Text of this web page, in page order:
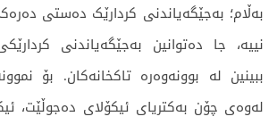
بەڵام؛ بەجێگەیاندنی کردارێک دەستی
نییە، جا دەتوانین بەجێگەیاندنی
ببینین لە بوونەوەرە تاکخانەکان. بۆ
لەوەی چۆن بەکتریای ئیکۆلای دەجوڵێت،